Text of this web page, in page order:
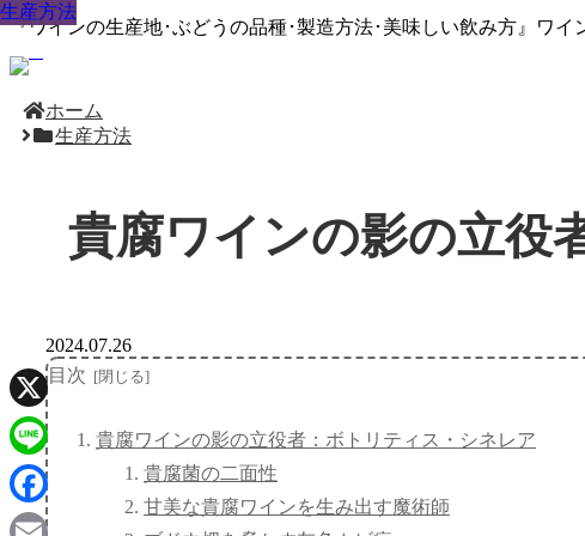
『ワインの生産地･ぶどうの品種･製造方法･美味しい飲み方』ワイ
ホーム
生産方法
貴腐ワインの影の立役
生産方法
2024.07.26
目次
貴腐ワインの影の立役者：ボトリティス・シネレア
貴腐菌の二面性
甘美な貴腐ワインを生み出す魔術師
生産方法
生産方法
生産方法
生産方法
生産方法
生産方法
生産方法
生産方法
X
Line
Facebook